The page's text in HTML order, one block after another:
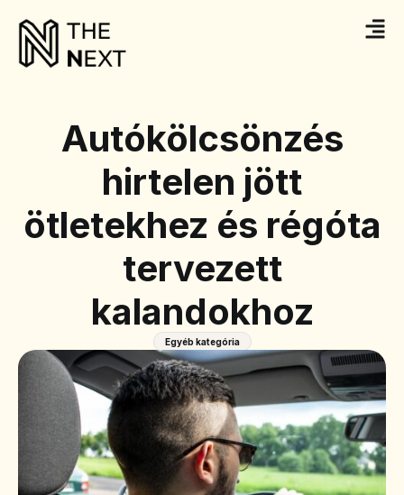
Autókölcsönzés
hirtelen jött
ötletekhez és régóta
tervezett
kalandokhoz
Egyéb kategória